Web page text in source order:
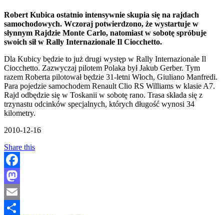
Robert Kubica ostatnio intensywnie skupia się na rajdach
samochodowych. Wczoraj potwierdzono, że wystartuje w
słynnym Rajdzie Monte Carlo, natomiast w sobotę spróbuje
swoich sił w Rally Internazionale Il Ciocchetto.
Dla Kubicy będzie to już drugi występ w Rally Internazionale Il
Ciocchetto. Zazwyczaj pilotem Polaka był Jakub Gerber. Tym
razem Roberta pilotował będzie 31-letni Włoch, Giuliano Manfredi.
Para pojedzie samochodem Renault Clio RS Williams w klasie A7.
Rajd odbędzie się w Toskanii w sobotę rano. Trasa składa się z
trzynastu odcinków specjalnych, których długość wynosi 34
kilometry.
2010-12-16
Share this
Facebook
Mastodon
Email